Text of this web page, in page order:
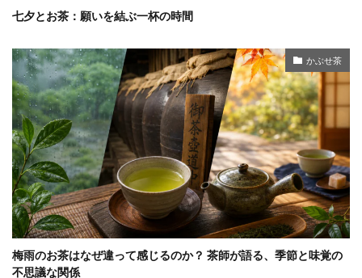
七夕とお茶：願いを結ぶ一杯の時間
かぶせ茶
梅雨のお茶はなぜ違って感じるのか？ 茶師が語る、季節と味覚の
不思議な関係